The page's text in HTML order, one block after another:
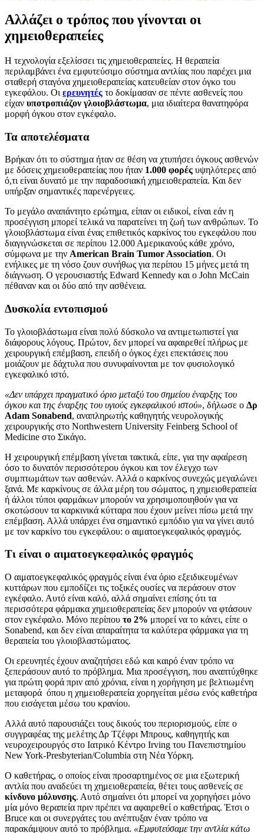
Αλλάζει ο τρόπος που γίνονται οι
χημειοθεραπείες
Η τεχνολογία εξελίσσει τις χημειοθεραπείες. Η θεραπεία
περιλαμβάνει ένα εμφυτεύσιμο σύστημα αντλίας που παρέχει μια
σταθερή σταγόνα χημειοθεραπείας κατευθείαν στον όγκο του
εγκεφάλου. Οι ερευνητές το δοκίμασαν σε πέντε ασθενείς που
είχαν υποτροπιάζον γλοιοβλάστωμα, μια ιδιαίτερα θανατηφόρα
μορφή όγκου στον εγκέφαλο.
Τα αποτελέσματα
Βρήκαν ότι το σύστημα ήταν σε θέση να χτυπήσει όγκους ασθενών
με δόσεις χημειοθεραπείας που ήταν 1.000 φορές υψηλότερες από
ό,τι είναι δυνατό με την παραδοσιακή χημειοθεραπεία. Και δεν
υπήρξαν σημαντικές παρενέργειες.
Το μεγάλο αναπάντητο ερώτημα, είπαν οι ειδικοί, είναι εάν η
προσέγγιση μπορεί τελικά να παρατείνει τη ζωή των ανθρώπων. Το
γλοιοβλάστωμα είναι ένας επιθετικός καρκίνος του εγκεφάλου που
διαγιγνώσκεται σε περίπου 12.000 Αμερικανούς κάθε χρόνο,
σύμφωνα με την American Brain Tumor Association. Οι
ενήλικες με τη νόσο ζουν συνήθως για περίπου 15 μήνες μετά τη
διάγνωση. Ο γερουσιαστής Edward Kennedy και ο John McCain
πέθαναν και οι δύο από την ασθένεια.
Δυσκολία εντοπισμού
Το γλοιοβλάστωμα είναι πολύ δύσκολο να αντιμετωπιστεί για
διάφορους λόγους. Πρώτον, δεν μπορεί να αφαιρεθεί πλήρως με
χειρουργική επέμβαση, επειδή ο όγκος έχει επεκτάσεις που
μοιάζουν με δάχτυλα που συνυφαίνονται με τον φυσιολογικό
εγκεφαλικό ιστό.
«Δεν υπάρχει πραγματικό όριο μεταξύ του σημείου έναρξης του
όγκου και της έναρξης του υγιούς εγκεφαλικού ιστού», δήλωσε ο Δρ
Adam Sonabend, αναπληρωτής καθηγητής νευρολογικής
χειρουργικής στο Northwestern University Feinberg School of
Medicine στο Σικάγο.
Η χειρουργική επέμβαση γίνεται τακτικά, είπε, για την αφαίρεση
όσο το δυνατόν περισσότερου όγκου και τον έλεγχο των
συμπτωμάτων των ασθενών. Αλλά ο καρκίνος συνεχώς μεγαλώνει
ξανά. Με καρκίνους σε άλλα μέρη του σώματος, η χημειοθεραπεία
ή άλλοι τύποι φαρμάκων μπορούν να χρησιμοποιηθούν για να
σκοτώσουν τα καρκινικά κύτταρα που έχουν μείνει πίσω μετά την
επέμβαση. Αλλά υπάρχει ένα σημαντικό εμπόδιο για να γίνει αυτό
με τον καρκίνο του εγκεφάλου: ο αιματοεγκεφαλικός φραγμός.
Τι είναι ο αιματοεγκεφαλικός φραγμός
Ο αιματοεγκεφαλικός φραγμός είναι ένα όριο εξειδικευμένων
κυττάρων που εμποδίζει τις τοξικές ουσίες να περάσουν στον
εγκέφαλο. Αυτό είναι καλό, αλλά σημαίνει επίσης ότι τα
περισσότερα φάρμακα χημειοθεραπείας δεν μπορούν να φτάσουν
στον εγκέφαλο. Μόνο περίπου το 2% μπορεί να το κάνει, είπε ο
Sonabend, και δεν είναι απαραίτητα τα καλύτερα φάρμακα για τη
θεραπεία του γλοιοβλαστώματος.
Οι ερευνητές έχουν αναζητήσει εδώ και καιρό έναν τρόπο να
ξεπεράσουν αυτό το πρόβλημα. Μια προσέγγιση, που αναπτύχθηκε
για πρώτη φορά πριν από χρόνια, είναι η χορήγηση με βελτιωμένη
μεταφορά όπου η χημειοθεραπεία χορηγείται μέσω ενός καθετήρα
που εισάγεται μέσω του κρανίου.
Αλλά αυτό παρουσιάζει τους δικούς του περιορισμούς, είπε ο
συγγραφέας της μελέτης Δρ Τζέφρι Μπρους, καθηγητής και
νευροχειρουργός στο Ιατρικό Κέντρο Irving του Πανεπιστημίου
New York-Presbyterian/Columbia στη Νέα Υόρκη.
Ο καθετήρας, ο οποίος είναι προσαρτημένος σε μια εξωτερική
αντλία που αναδεύει τη χημειοθεραπεία, θέτει τους ασθενείς σε
κίνδυνο μόλυνσης. Αυτό σημαίνει ότι μπορεί να χορηγήσει μόνο
μία μόνο θεραπεία πριν πρέπει να αφαιρεθεί ο καθετήρας. Έτσι ο
Bruce και οι συνεργάτες του ανέπτυξαν έναν τρόπο να
παρακάμψουν αυτό το πρόβλημα. «Εμφυτεύσαμε την αντλία κάτω